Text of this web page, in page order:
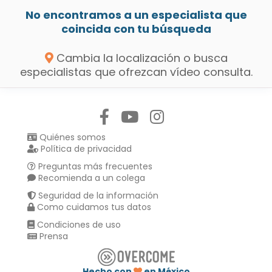
No encontramos a un especialista que
coincida con tu búsqueda
Cambia la localización o busca
especialistas que ofrezcan vídeo consulta.
Quiénes somos
Política de privacidad
Preguntas más frecuentes
Recomienda a un colega
Seguridad de la información
Como cuidamos tus datos
Condiciones de uso
Prensa